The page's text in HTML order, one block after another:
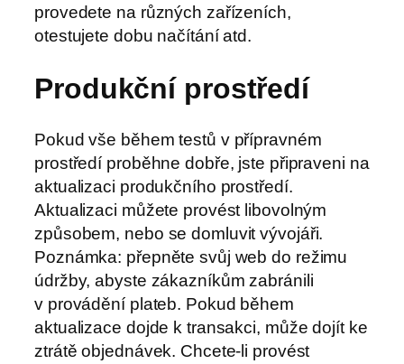
provedete na různých zařízeních,
otestujete dobu načítání atd.
Produkční prostředí
Pokud vše během testů v přípravném
prostředí proběhne dobře, jste připraveni na
aktualizaci produkčního prostředí.
Aktualizaci můžete provést libovolným
způsobem, nebo se domluvit vývojáři.
Poznámka: přepněte svůj web do režimu
údržby, abyste zákazníkům zabránili
v provádění plateb. Pokud během
aktualizace dojde k transakci, může dojít ke
ztrátě objednávek. Chcete-li provést